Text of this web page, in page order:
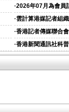
·2026年07月為會員
通知
·雲計算港媒記者組
·香港記者傳媒聯合
資的通知
·香港新聞通訊社科